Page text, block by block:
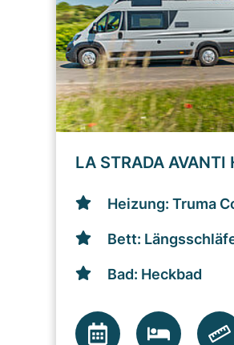
LA STRADA AVANTI
Heizung: Truma
Bett:
Bad: Heckbad